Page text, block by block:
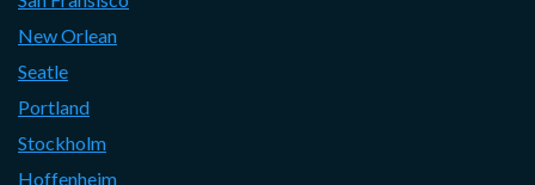
New Orlean
Seatle
Portland
Stockholm
Hoffenheim